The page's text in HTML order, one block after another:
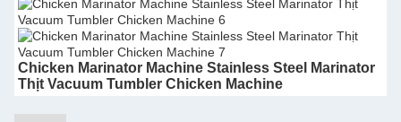
Chicken Marinator Machine Stainless Steel Marinator
Thịt Vacuum Tumbler Chicken Machine